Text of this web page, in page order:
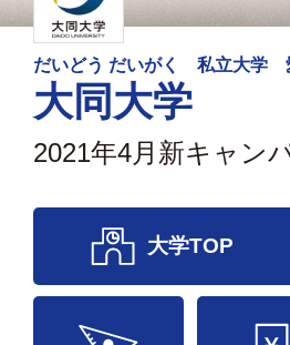
だいどう だいがく 私立大学
大同大学
2021年4月新キャン
大学TOP